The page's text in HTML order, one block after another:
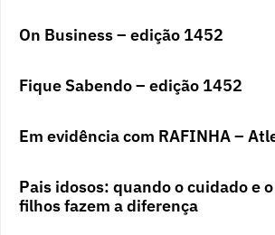
On Business – edição 1452
Fique Sabendo – edição 1452
Em evidência com RAFINHA –
Pais idosos: quando o cuidado e
filhos fazem a diferença